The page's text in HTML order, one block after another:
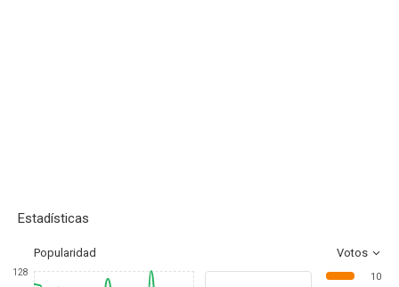
Estadísticas
Popularidad Votos
128
10